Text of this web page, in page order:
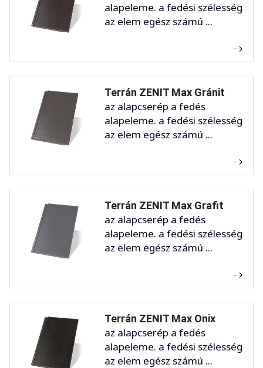
alapeleme. a fedési szélesség
az elem egész számú ...
Terrán ZENIT Max Gránit
az alapcserép a fedés
alapeleme. a fedési szélesség
az elem egész számú ...
Terrán ZENIT Max Grafit
az alapcserép a fedés
alapeleme. a fedési szélesség
az elem egész számú ...
Terrán ZENIT Max Onix
az alapcserép a fedés
alapeleme. a fedési szélesség
az elem egész számú ...